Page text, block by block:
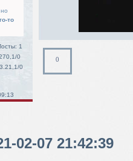
, но
то
1
0
0
0
02-07 21:42:39